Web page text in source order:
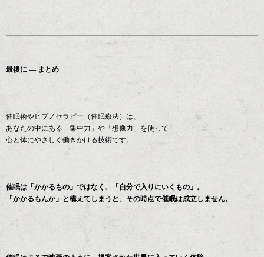
最後に ― まとめ
催眠術やヒプノセラピー（催眠療法）は、
あなたの中にある「集中力」や「想像力」を使って
心と体にやさしく働きかける技術です。
催眠は「かかるもの」ではなく、「自分で入りにいくもの」。
「かかるもんか」と構えてしまうと、その時点で催眠は成立しません。